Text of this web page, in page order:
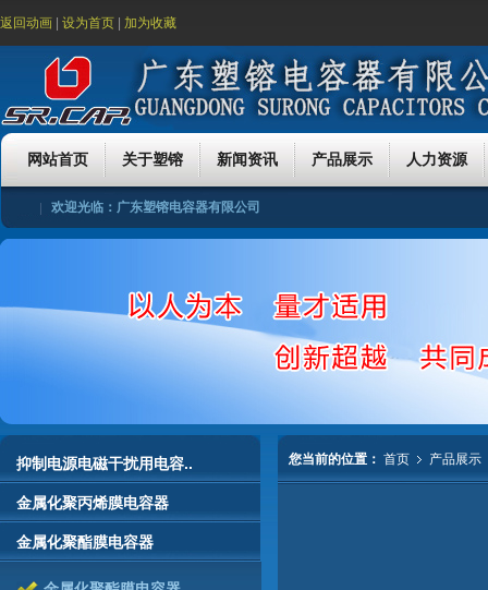
返回动画 设为首页 加为收藏
网站首页 关于塑镕 新闻资讯 产品展示 人力资源
欢迎光临：广东塑镕电容器有限公司
行业新闻 公司新闻
金属化聚丙烯膜电容器
招聘简章
抑制电源电磁干扰用电容..
金属化聚丙烯膜电容器
金属化聚酯膜电容器
您当前的位置： 首页 产品展示